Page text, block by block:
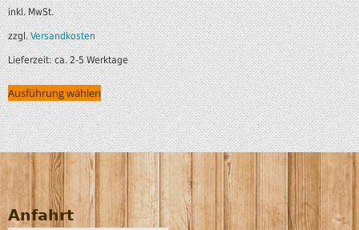
inkl. MwSt.
zzgl.Versandkosten
Lieferzeit:ca. 2-5 Werktage
Ausführung wählen
Anfahrt